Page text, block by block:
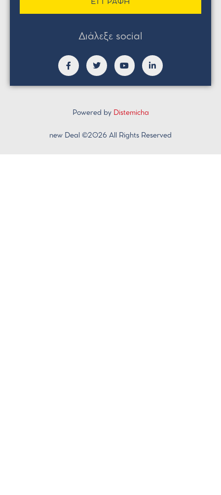
ΕΓΓΡΑΦΗ
Διάλεξε social
Powered by Distemicha
new Deal ©2026 All Rights Reserved